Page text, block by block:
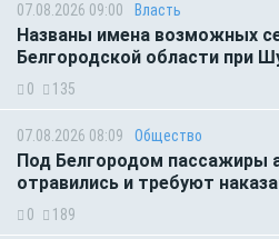
07.08.2026 09:00 Власть
Названы имена возможных
Белгородской области при
0 135
07.08.2026 08:09 Общество
Под Белгородом пассажиры
отравились и требуют
0 189